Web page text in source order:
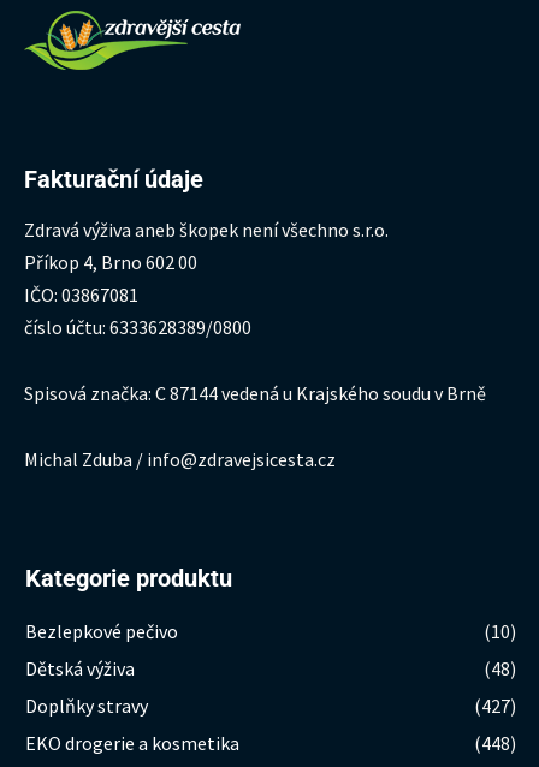
Fakturační údaje
Zdravá výživa aneb škopek není všechno s.r.o.
Příkop 4, Brno 602 00
IČO: 03867081
číslo účtu: 6333628389/0800
Spisová značka: C 87144 vedená u Krajského soudu v Brně
Michal Zduba / info@zdravejsicesta.cz
Kategorie produktu
Bezlepkové pečivo
(10)
Dětská výživa
(48)
Doplňky stravy
(427)
EKO drogerie a kosmetika
(448)